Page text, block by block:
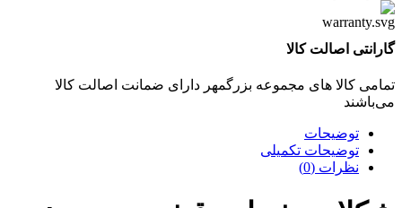
گارانتی اصالت کالا
تمامی کالا های مجموعه بزرگمهر دارای ضمانت اصالت کالا
می‌باشند
توضیحات
توضیحات تکمیلی
نظرات (0)